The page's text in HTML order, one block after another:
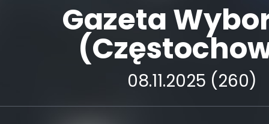
Gazeta
08.11.2025 (260)